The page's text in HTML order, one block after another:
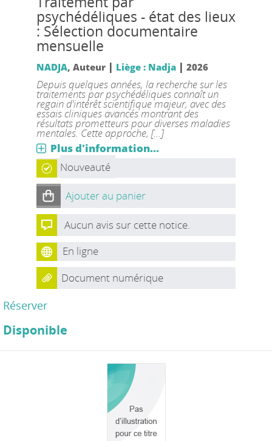
psychédéliques - état des lieux
: Sélection documentaire
mensuelle
NADJA, Auteur | Liège : Nadja| 2026
Depuis quelques années, la recherche sur les
traitements par psychédéliques connaît un
regain d'intérêt scientifique majeur, avec des
essais cliniques avancés montrant des
résultats prometteurs pour diverses maladies
mentales. Cette approche, [...]
Plus d'information...
Nouveauté
Ajouter au panier
Aucun avis sur cette notice.
En ligne
Document numérique
Réserver
Disponible